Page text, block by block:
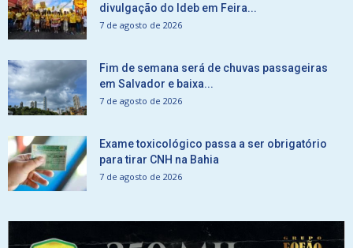
divulgação do Ideb em Feira...
7 de agosto de 2026
Fim de semana será de chuvas passageiras
em Salvador e baixa...
7 de agosto de 2026
Exame toxicológico passa a ser obrigatório
para tirar CNH na Bahia
7 de agosto de 2026